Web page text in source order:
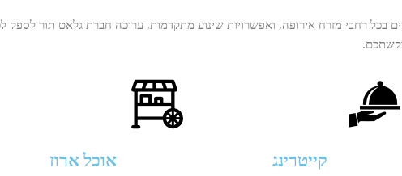
רחבי מזרח אירופה, ואפשרויות שינוע מתקדמות, ערוכה חברת גלאט תור לספק
קייטרינג אוכל ארוז